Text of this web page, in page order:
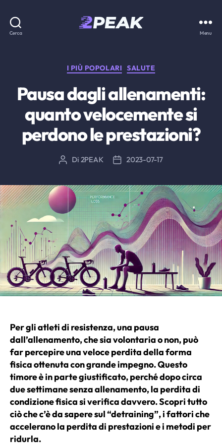
Cerca Menu
Categorie
I PIÙ POPOLARI SALUTE
Pausa dagli allenamenti:
quanto velocemente si
perdono le prestazioni?
Autore
Di 2PEAK
Data2023-07-17
Per gli atleti di resistenza, una pausa
dall’allenamento, che sia volontaria o non, può
far percepire una veloce perdita della forma
fisica ottenuta con grande impegno. Questo
timore è in parte giustificato, perché dopo circa
due settimane senza allenamento, la perdita di
condizione fisica si verifica davvero. Scopri tutto
ciò che c’è da sapere sul “detraining”, i fattori che
accelerano la perdita di prestazioni e i metodi per
ridurla.